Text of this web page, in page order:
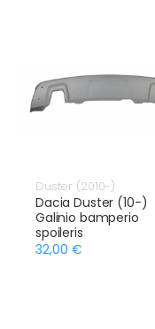
Duster (2010-)
Dacia Duster (10-)
Galinio bamperio
spoileris
32,00 €